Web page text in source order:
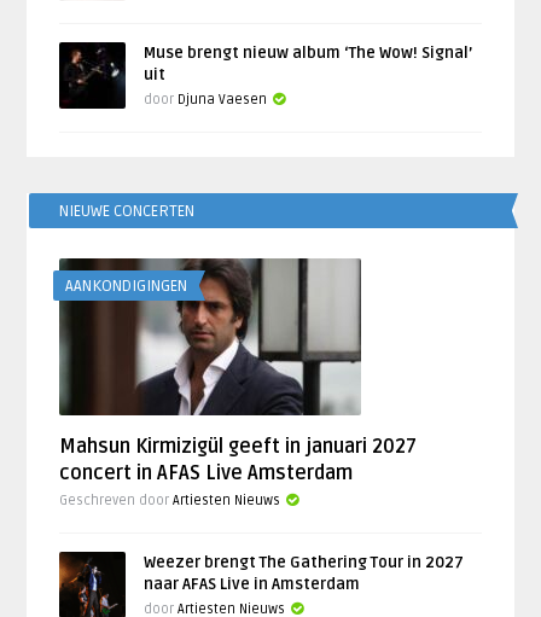
Muse brengt nieuw album ‘The Wow! Signal’
uit
door Djuna Vaesen
NIEUWE CONCERTEN
AANKONDIGINGEN
Mahsun Kirmizigül geeft in januari 2027
concert in AFAS Live Amsterdam
Geschreven doorArtiesten Nieuws
Weezer brengt The Gathering Tour in 2027
naar AFAS Live in Amsterdam
doorArtiesten Nieuws